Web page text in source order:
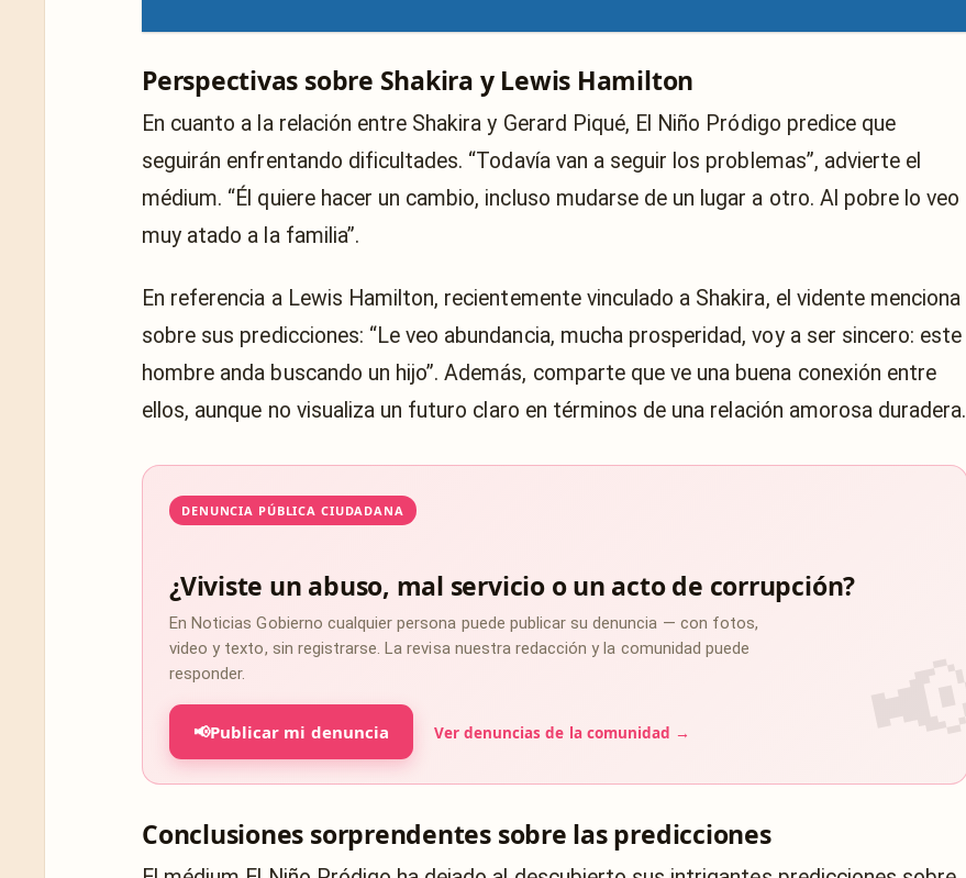
Perspectivas sobre Shakira y Lewis Hamilton
En cuanto a la relación entre Shakira y Gerard Piqué, El Niño Pródigo predice que
seguirán enfrentando dificultades. “Todavía van a seguir los problemas”, advierte el
médium. “Él quiere hacer un cambio, incluso mudarse de un lugar a otro. Al pobre lo veo
muy atado a la familia”.
En referencia a Lewis Hamilton, recientemente vinculado a Shakira, el vidente menciona
sobre sus predicciones: “Le veo abundancia, mucha prosperidad, voy a ser sincero: este
hombre anda buscando un hijo”. Además, comparte que ve una buena conexión entre
ellos, aunque no visualiza un futuro claro en términos de una relación amorosa duradera.
DENUNCIA PÚBLICA CIUDADANA
¿Viviste un abuso, mal servicio o un acto de corrupción?
En Noticias Gobierno cualquier persona puede publicar su denuncia — con fotos,
video y texto, sin registrarse. La revisa nuestra redacción y la comunidad puede
responder.
📢Publicar mi denuncia Ver denuncias de la comunidad →
Conclusiones sorprendentes sobre las predicciones